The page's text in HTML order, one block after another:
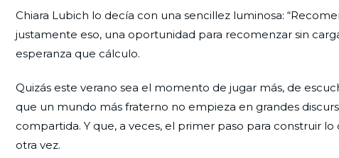
Chiara Lubich lo decía con una sencillez luminosa:
justamente eso, una oportunidad para recomenzar sin
esperanza que cálculo.
Quizás este verano sea el momento de jugar más, de
que un mundo más fraterno no empieza en grandes
compartida. Y que, a veces, el primer paso para construir
otra vez.